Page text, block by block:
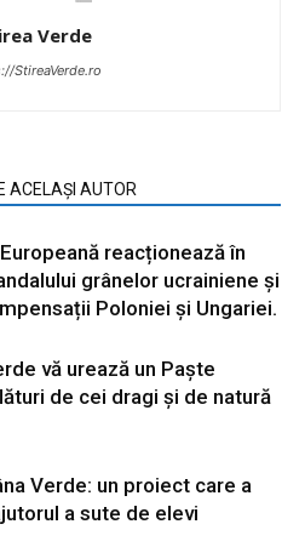
Verde
StireaVerde.ro
ACELAȘI AUTOR
reacționează în
grânelor ucrainiene și
Poloniei și Ungariei.
vă urează un Paște
de cei dragi și de natură
Verde: un proiect care a
a sute de elevi